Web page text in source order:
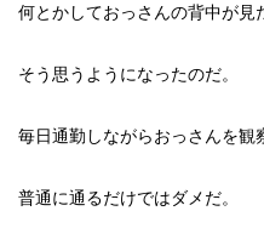
何とかしておっさんの背中が見
そう思うようになったのだ。
毎日通勤しながらおっさんを観
普通に通るだけではダメだ。